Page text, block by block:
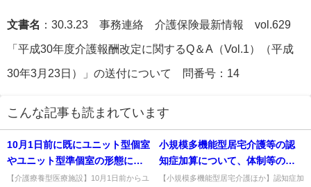
文書名 ：30.3.23 事務連絡 介護保険最新情報 vol.629
「平成30年度介護報酬改定に関するQ＆A（Vol.1）（平成
30年3月23日）」の送付について 問番号：14
こんな記事も読まれています
10月1日前に既にユニット型個室
やユニット型準個室の形態によ
りサービスを提供する介護老人
【介護療養型医療施設】10月1日前からユ
小規模多機能型居宅介護等の認
知症加算について、体制等の届
出で項目が「1なし 2加算Ⅰ 3加
【小規模多機能型居宅介護ほか】認知症加